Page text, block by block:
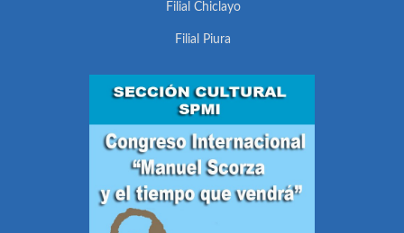
Filial Chiclayo
Filial Piura